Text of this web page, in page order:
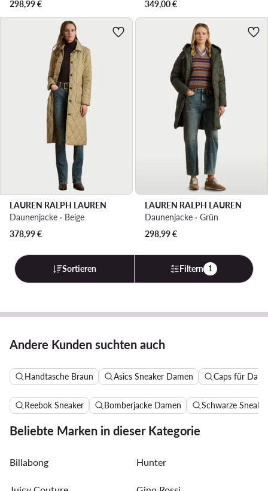
298,99€
349,00€
LAUREN RALPH LAUREN
Daunenjacke · Beige
378,99€
LAUREN RALPH LAUREN
Daunenjacke · Grün
298,99€
Sortieren Filtern 1
Andere Kunden suchten auch
Handtasche Braun Asics Sneaker Damen Caps für
Reebok Sneaker Bomberjacke Damen Schwarze
Beliebte Marken in dieser Kategorie
Billabong Hunter